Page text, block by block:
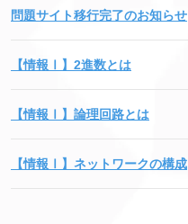
問題サイト移行完了のお知らせ
【情報Ⅰ】2進数とは
【情報Ⅰ】論理回路とは
【情報Ⅰ】ネットワークの構成